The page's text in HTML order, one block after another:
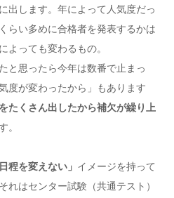
出します。年によって人気度だっ
らい多めに合格者を発表するかは
よっても変わるもの。
と思ったら今年は数番で止まっ
度が変わったから」もあります
たくさん出したから補欠が繰り上
。
程を変えない」 イメージを持って
れはセンター試験（共通テスト）